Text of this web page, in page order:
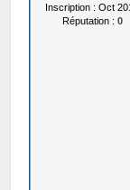
Inscription : Oct
Réputation : 0